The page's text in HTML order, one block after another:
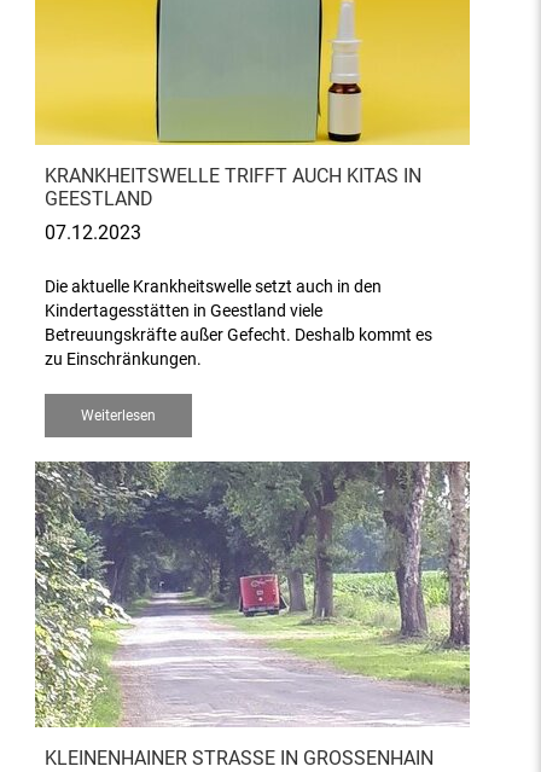
KRANKHEITSWELLE TRIFFT AUCH KITAS IN
GEESTLAND
07.12.2023
Die aktuelle Krankheitswelle setzt auch in den
Kindertagesstätten in Geestland viele
Betreuungskräfte außer Gefecht. Deshalb kommt es
zu Einschränkungen.
Weiterlesen
KLEINENHAINER STRASSE IN GROSSENHAIN WI